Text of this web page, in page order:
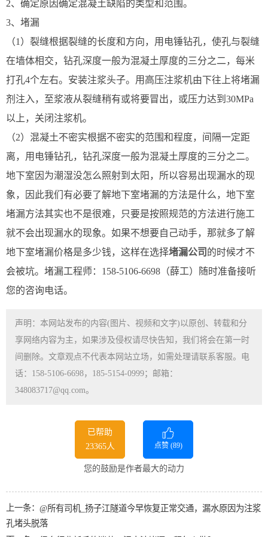
2、确定原因确定混凝土缺陷的类型和范围。
3、堵漏
（1）裂缝根据裂缝的长度和方向，用电锤钻孔，使孔与裂缝
在墙体相交，钻孔深度一般为混凝土厚度的三分之二，每米
打孔4个左右。安装注浆头子。用高压注浆机由下往上将堵漏
剂注入，至浆液从裂缝稍有或将要冒出，或压力达到30MPa
以上，关闭注浆机。
（2）混凝土不密实根据不密实的范围和程度，间隔一定距
离，用电锤钻孔，钻孔深度一般为混凝土厚度的三分之二。
地下室因为潮湿没怎么照射到太阳，所以容易出现漏水的现
象，因此我们有必要了解地下室堵漏的方法是什么，地下室
堵漏方法其实也不是很难，只要是按照规范的方法进行施工
就不会出现漏水的现象。如果不想要自己动手，那就多了解
地下室堵漏价格是多少钱，这样在选择堵漏公司 的时候才不
会被坑。堵漏工程师：158-5106-6698（薛工）随时准备接听
您的咨询电话。
声明：本网站发布的内容(图片、视频和文字)以原创、转载和分
享网络内容为主，如果涉及侵权请尽快告知，我们将会在第一时
间删除。文章观点不代表本网站立场，如需处理请联系客服。电
话：158-5106-6698，185-5154-0999；邮箱：
348083717@qq.com。
已帮助
23365人
点赞 (89)
您的鼓励是作者最大的动力
上一条： @所有司机_扬子江隧道今早恢复正常交通，漏水原因为注浆
孔堵头脱落